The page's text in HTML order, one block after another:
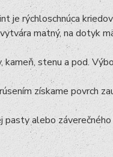
rýchloschnúca
matný, na dotyk
stenu a pod.
získame povrch
alebo